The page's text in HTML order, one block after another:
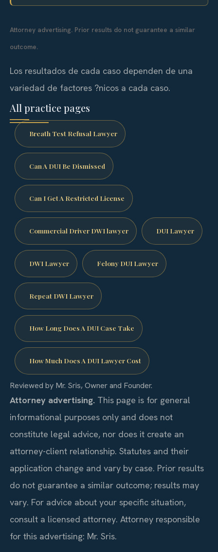
Attorney advertising. Prior results do not guarantee a similar
outcome.
Los resultados de cada caso dependen de una
variedad de factores ?nicos a cada caso.
All practice pages
Breath Test Refusal Lawyer
Can A DUI Be Dismissed
Can I Get A Restricted License
Commercial Driver DWI lawyer DUI Lawyer
DWI Lawyer Felony DUI Lawyer
Repeat DWI Lawyer
How Long Does A DUI Case Take
How Much Does A DUI Lawyer Cost
Reviewed by Mr. Sris, Owner and Founder.
Attorney advertising. This page is for general
informational purposes only and does not
constitute legal advice, nor does it create an
attorney-client relationship. Statutes and their
application change and vary by case. Prior results
do not guarantee a similar outcome; results may
vary. For advice about your specific situation,
consult a licensed attorney. Attorney responsible
for this advertising: Mr. Sris.